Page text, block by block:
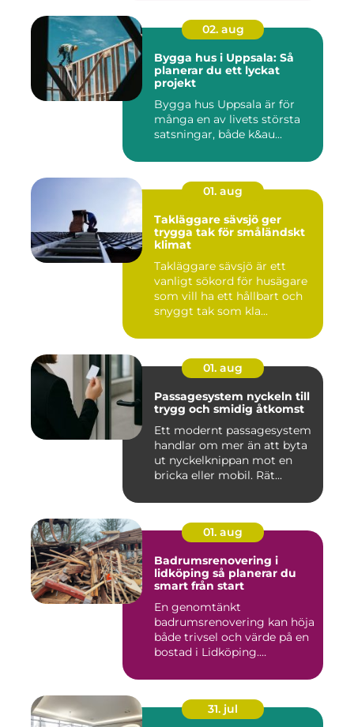
02. aug
Bygga hus i Uppsala: Så
planerar du ett lyckat
projekt
Bygga hus Uppsala är för
många en av livets största
satsningar, både k&au...
01. aug
Takläggare sävsjö ger
trygga tak för småländskt
klimat
Takläggare sävsjö är ett
vanligt sökord för husägare
som vill ha ett hållbart och
snyggt tak som kla...
01. aug
Passagesystem nyckeln till
trygg och smidig åtkomst
Ett modernt passagesystem
handlar om mer än att byta
ut nyckelknippan mot en
bricka eller mobil. Rät...
01. aug
Badrumsrenovering i
lidköping så planerar du
smart från start
En genomtänkt
badrumsrenovering kan höja
både trivsel och värde på en
bostad i Lidköping.
31. jul